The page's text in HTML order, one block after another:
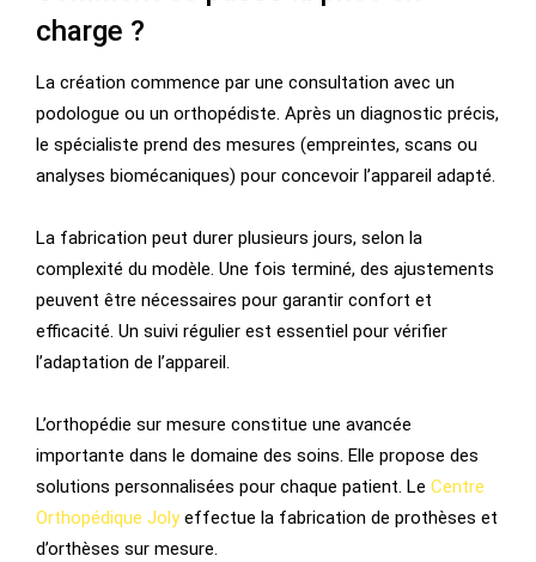
charge ?
La création commence par une consultation avec un
podologue ou un orthopédiste. Après un diagnostic précis,
le spécialiste prend des mesures (empreintes, scans ou
analyses biomécaniques) pour concevoir l’appareil adapté.
La fabrication peut durer plusieurs jours, selon la
complexité du modèle. Une fois terminé, des ajustements
peuvent être nécessaires pour garantir confort et
efficacité. Un suivi régulier est essentiel pour vérifier
l’adaptation de l’appareil.
L’orthopédie sur mesure constitue une avancée
importante dans le domaine des soins. Elle propose des
solutions personnalisées pour chaque patient. Le Centre
Orthopédique Jolyeffectue la fabrication de prothèses et
d’orthèses sur mesure.